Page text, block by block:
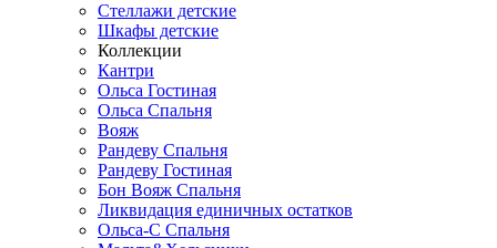
Стеллажи детские
Шкафы детские
Коллекции
Кантри
Ольса Гостиная
Ольса Спальня
Вояж
Рандеву Спальня
Рандеву Гостиная
Бон Вояж Спальня
Ликвидация единичных остатков
Ольса-С Спальня